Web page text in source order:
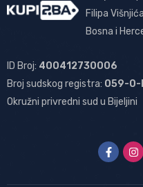
Filipa
Bosna i
ID Broj: 400412730006
Broj sudskog registra: 059-0-
Okružni privredni sud u Bijeljini